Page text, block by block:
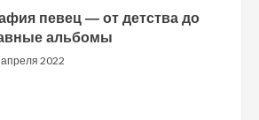
певец — от детства до
альбомы
2022